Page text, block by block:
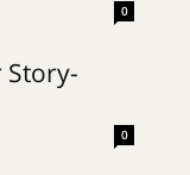
0
Story-
0